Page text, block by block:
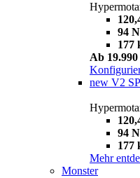
94
177
Ab 19.990
new V2
94
177
Mehr
Monster